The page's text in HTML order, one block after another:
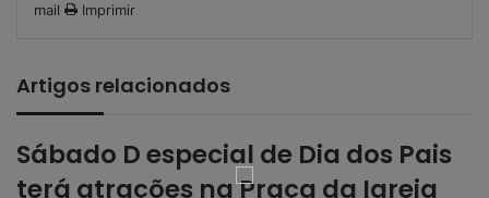
mail
Imprimir
Artigos relacionados
Sábado D especial de Dia dos Pais
terá atrações na Praça da Igreja